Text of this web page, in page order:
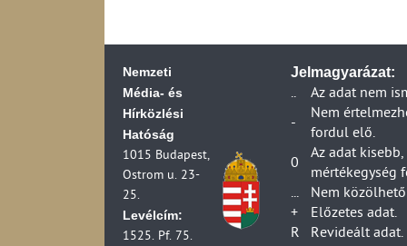
2006)
Távközlési
2006)
Posta ágazat
Posta ágazat
(1990-2006)
Posta ágazat
(1990-2007)
Posta ágazat
Nemzeti
Média- és
Hírközlési
Hatóság
1015 Budapest,
Ostrom u. 23-
25.
Levélcím:
1525. Pf. 75.
Jelmagyarázat:
..
Az adat nem
-
Nem
fordul elő.
0
Az adat
mértékegység
...
Nem
+
Előzetes adat.
R
Revideált adat.